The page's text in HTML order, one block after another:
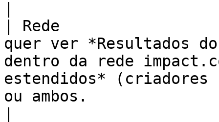
| Rede
quer ver *Resultados
dentro da rede
estendidos* (criadores
ou ambos.